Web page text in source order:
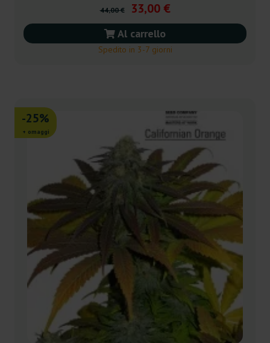
44,00 € 33,00 €
Al carrello
Spedito in 3-7 giorni
-25%
+ omaggi